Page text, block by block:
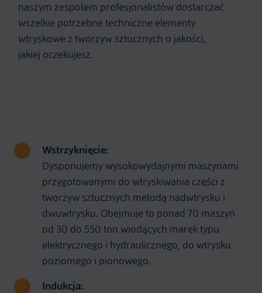
naszym zespołem profesjonalistów dostarczać
wszelkie potrzebne techniczne elementy
wtryskowe z tworzyw sztucznych o jakości,
jakiej oczekujesz.
Wstrzyknięcie:
Dysponujemy wysokowydajnymi maszynami
przygotowanymi do wtryskiwania części z
tworzyw sztucznych metodą nadwtrysku i
dwuwtrysku. Obejmuje to ponad 70 maszyn
od 30 do 550 ton wiodących marek typu
elektrycznego i hydraulicznego, do wtrysku
poziomego i pionowego.
Indukcja: